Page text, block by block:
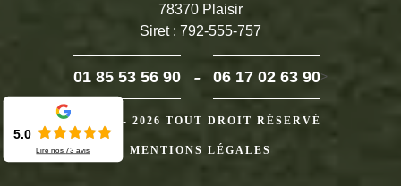
78370 Plaisir
Siret : 792-555-757
01 85 53 56 90 - 06 17 02 63 90>
©2024 - 2026 TOUT DROIT RÉSERVÉ
MENTIONS LÉGALES
5.0
Lire nos73 avis